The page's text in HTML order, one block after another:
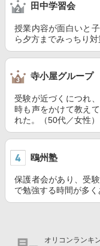
田中学習会
授業内容が面白いと
ら夕方までみっちり
寺小屋グループ
受験が近づくにつれ
時も声をかけて教え
れた。（50代／女性）
鴎州塾
保護者会があり、受
で勉強する時間が多く
オリコンランキ